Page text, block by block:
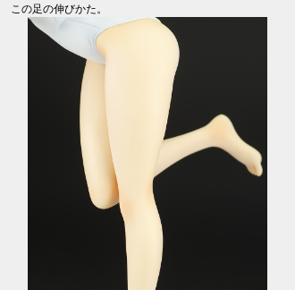
この足の伸びかた。